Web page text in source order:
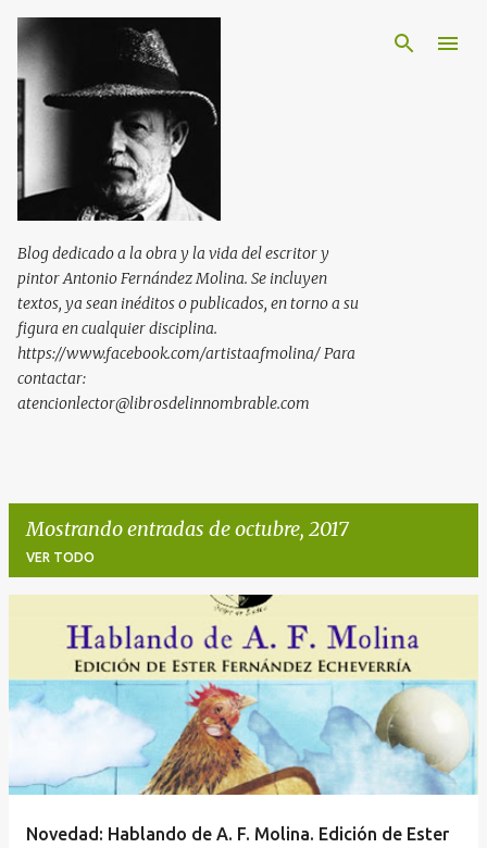
Ir al contenido principal
Blog dedicado a la obra y la vida del escritor y
pintor Antonio Fernández Molina. Se incluyen
textos, ya sean inéditos o publicados, en torno a su
figura en cualquier disciplina.
https://www.facebook.com/artistaafmolina/ Para
contactar:
atencionlector@librosdelinnombrable.com
Mostrando entradas de octubre, 2017
VER TODO
d
Novedad: Hablando de A. F. Molina. Edición de Ester